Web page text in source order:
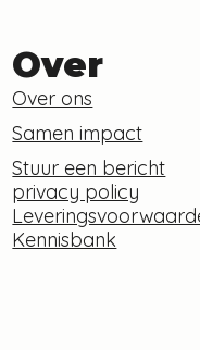
Over
Over ons
Samen impact
Stuur een bericht
privacy policy
Kennisbank